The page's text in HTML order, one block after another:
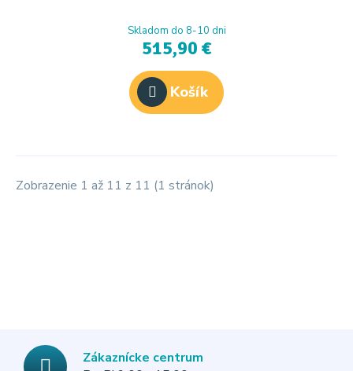
Skladom do 8-10 dni
515,90 €
Košík
Zobrazenie 1 až 11 z 11 (1 stránok)
Zákaznícke centrum